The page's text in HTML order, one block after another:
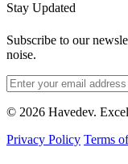
Stay Updated
Subscribe to our
noise.
© 2026 Havedev.
Privacy Policy Terms